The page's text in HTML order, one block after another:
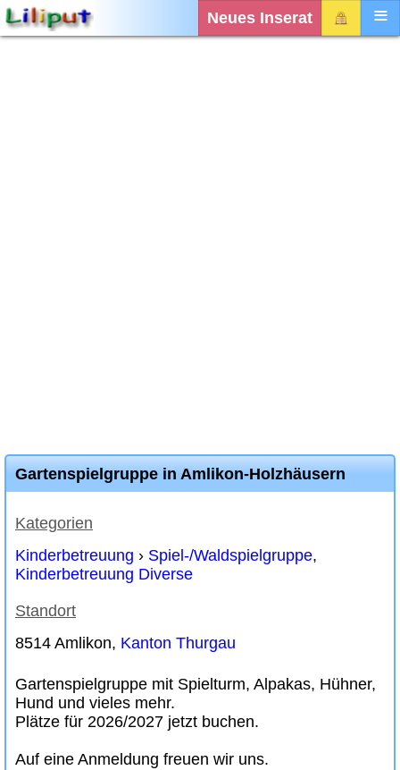
Neues Inserat
Gartenspielgruppe in Amlikon-Holzhäusern
Kategorien
Kinderbetreuung › Spiel-/Waldspielgruppe,
Kinderbetreuung Diverse
Standort
8514 Amlikon, Kanton Thurgau
Gartenspielgruppe mit Spielturm, Alpakas, Hühner,
Hund und vieles mehr.
Plätze für 2026/2027 jetzt buchen.
Auf eine Anmeldung freuen wir uns.